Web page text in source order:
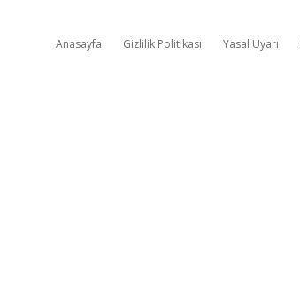
Anasayfa Gizlilik Politikası Yasal Uyarı